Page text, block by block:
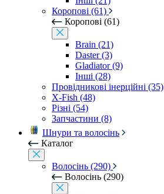
Коропові (61)
Коропові (61)
Brain (21)
Daster (3)
Gladiator (9)
Інші (28)
Провідникові інерційні (35)
X-Fish (48)
Різні (54)
Запчастини (8)
Шнури та волосінь
Каталог
Волосінь (290)
Волосінь (290)